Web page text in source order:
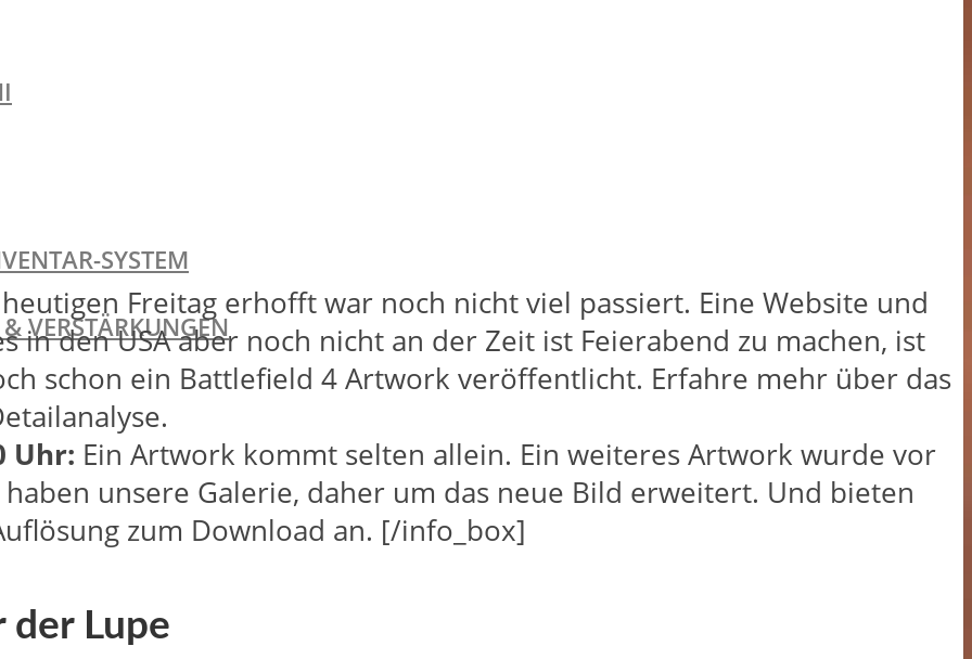
SYSTEM
VERSTÄRKUNGEN
Freitag erhofft war noch nicht viel passiert. Eine Website und
in den USA aber noch nicht an der Zeit ist Feierabend zu machen, ist
schon ein Battlefield 4 Artwork veröffentlicht. Erfahre mehr über das
Uhr: Ein Artwork kommt selten allein. Ein weiteres Artwork wurde vor
unsere Galerie, daher um das neue Bild erweitert. Und bieten
zum Download an. [/info_box]
Lupe